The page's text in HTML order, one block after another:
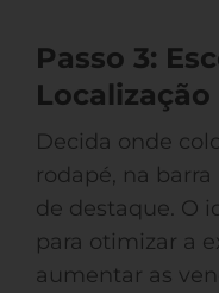
Passo 3:
Decida onde
rodapé, na
de destaque. O
para otimizar a
aumentar as